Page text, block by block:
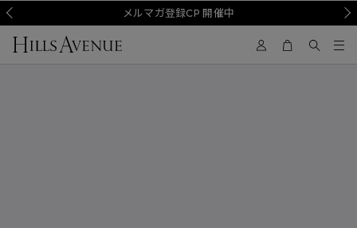
メルマガ登録CP 開催中